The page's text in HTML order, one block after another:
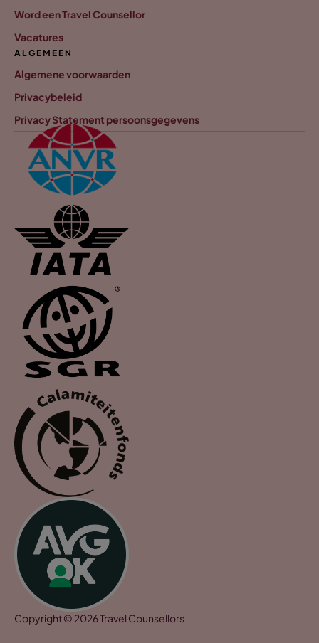
Word een Travel Counsellor
Vacatures
ALGEMEEN
Algemene voorwaarden
Privacybeleid
Privacy Statement persoonsgegevens
Copyright © 2026 Travel Counsellors